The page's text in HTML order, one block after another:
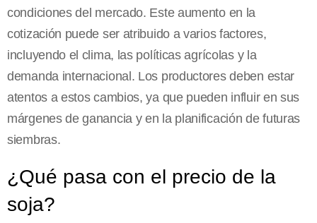
condiciones del mercado. Este aumento en la
cotización puede ser atribuido a varios factores,
incluyendo el clima, las políticas agrícolas y la
demanda internacional. Los productores deben estar
atentos a estos cambios, ya que pueden influir en sus
márgenes de ganancia y en la planificación de futuras
siembras.
¿Qué pasa con el precio de la
soja?